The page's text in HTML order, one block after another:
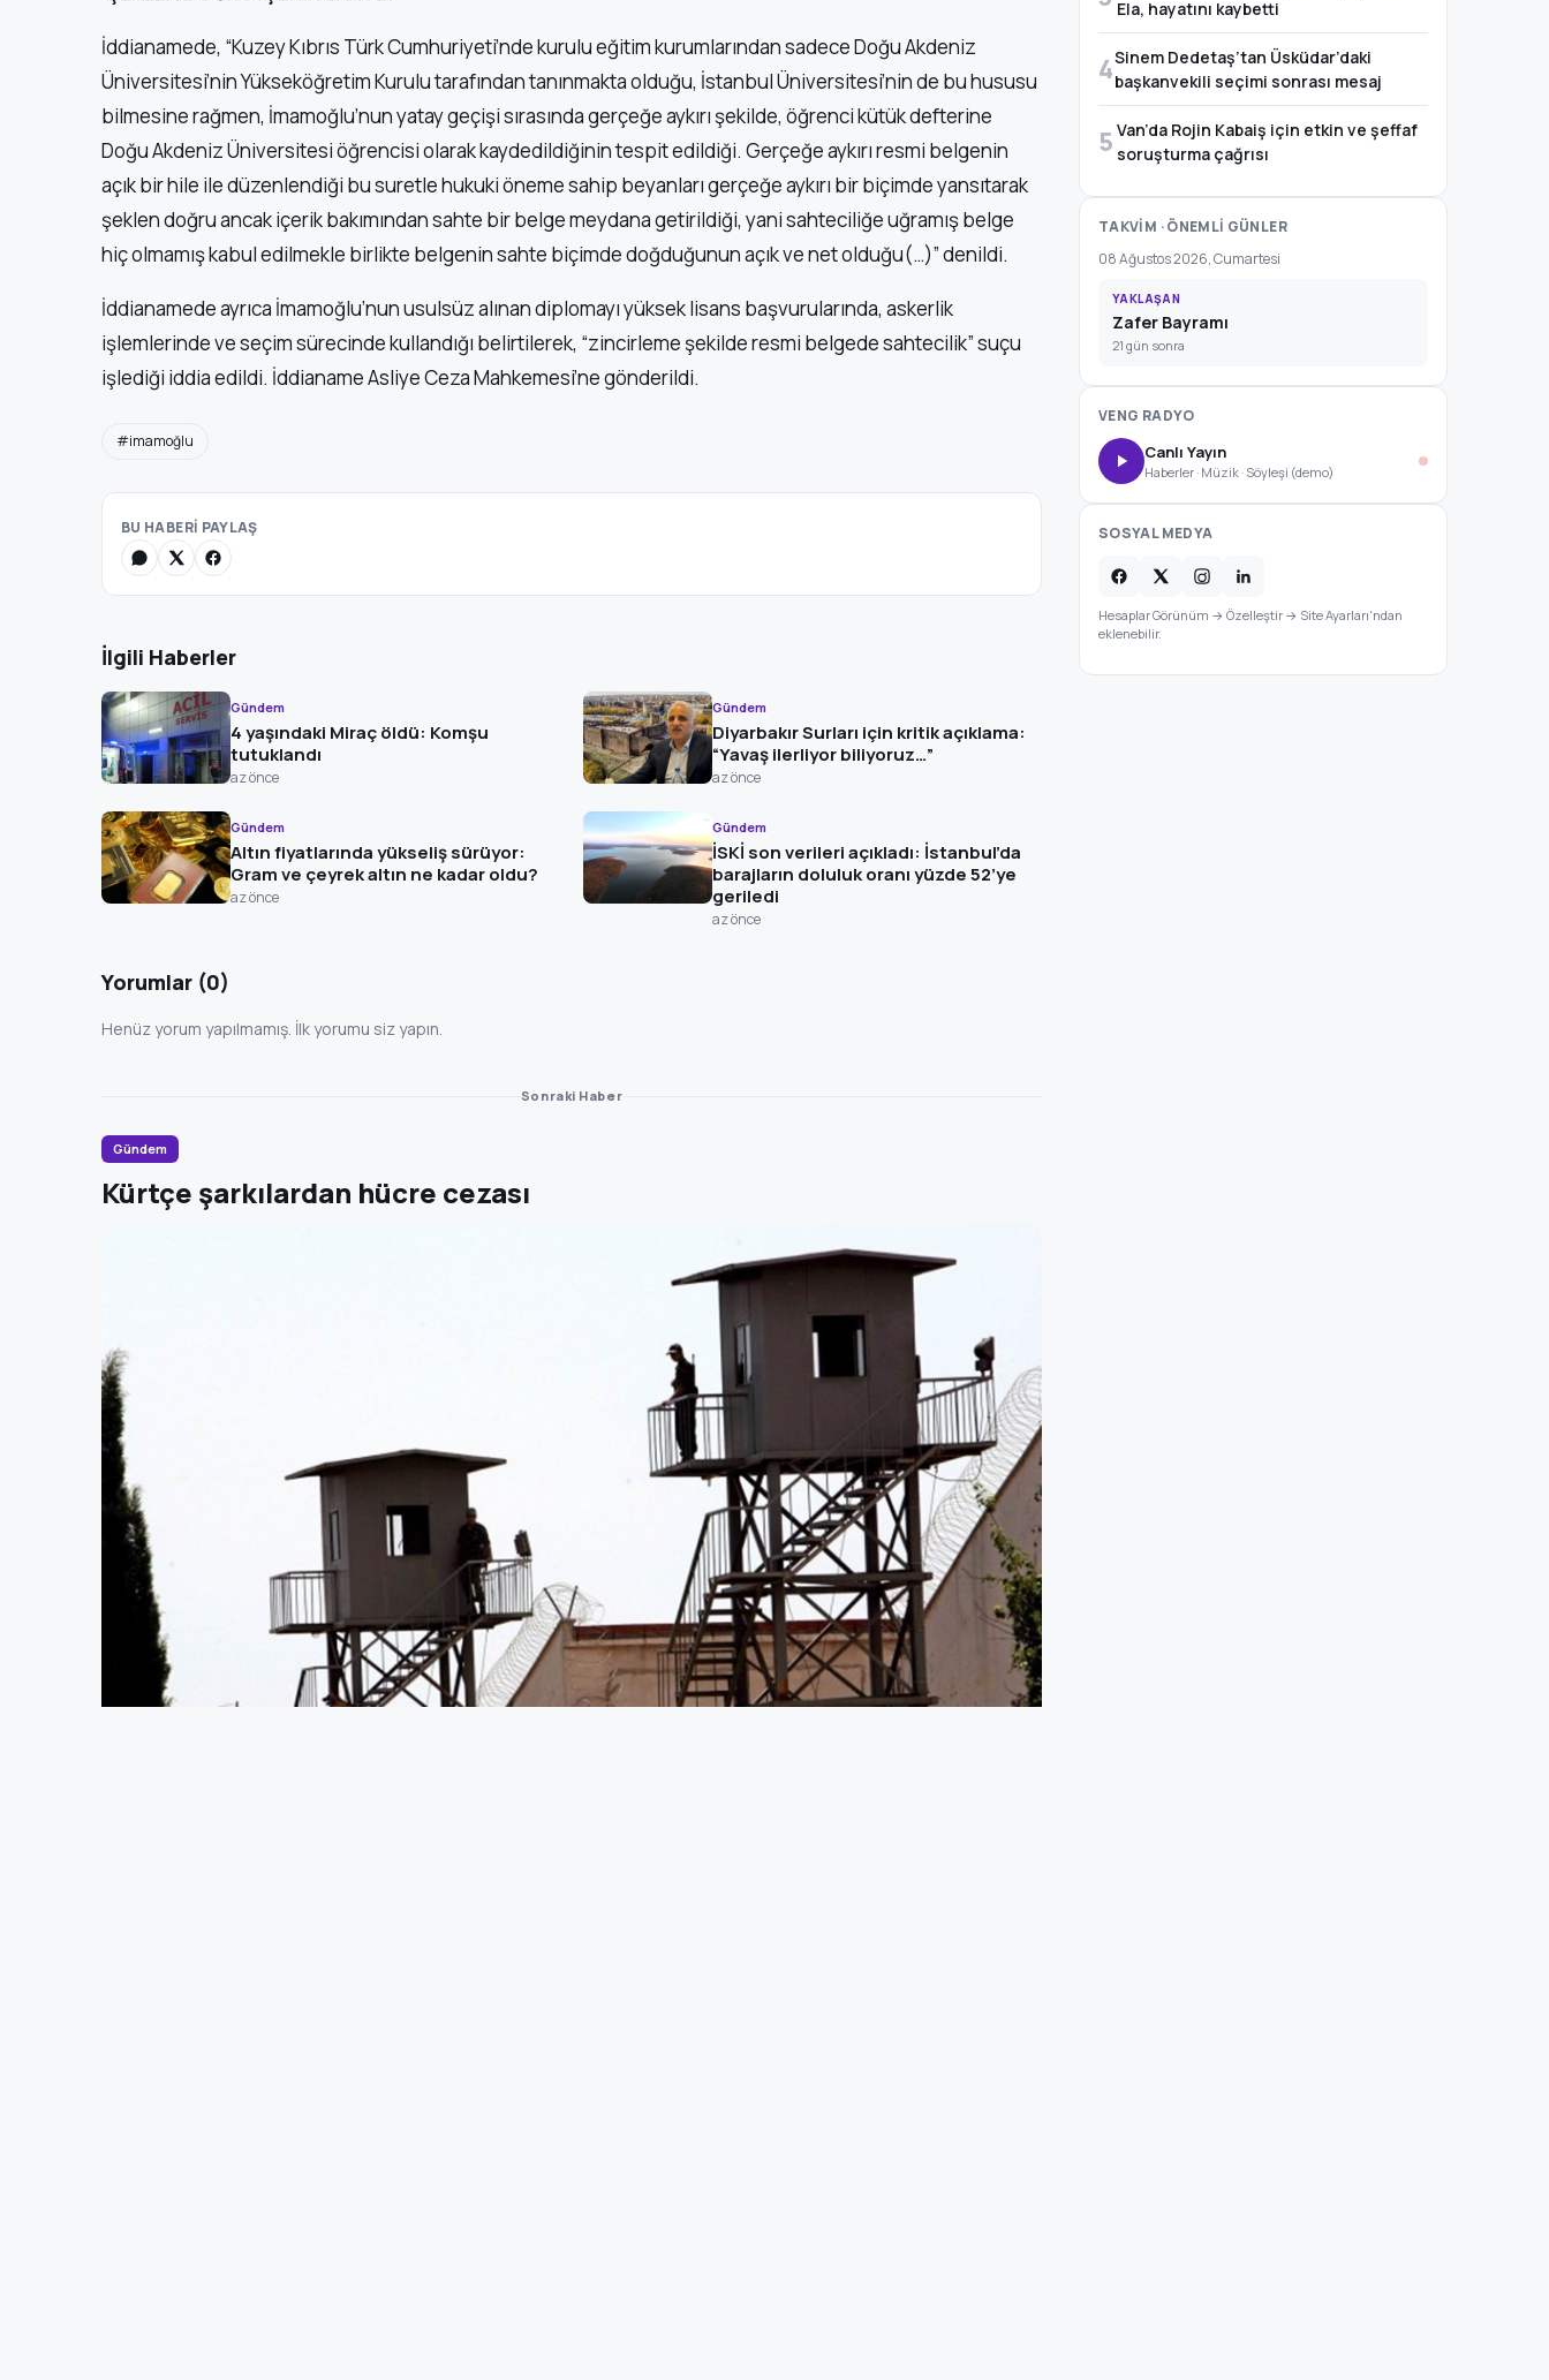
İddianamede, “Kuzey Kıbrıs Türk Cumhuriyeti’nde kurulu eğitim kurumlarından sadece Doğu Akdeniz
Üniversitesi’nin Yükseköğretim Kurulu tarafından tanınmakta olduğu, İstanbul Üniversitesi’nin de bu hususu
bilmesine rağmen, İmamoğlu’nun yatay geçişi sırasında gerçeğe aykırı şekilde, öğrenci kütük defterine
Doğu Akdeniz Üniversitesi öğrencisi olarak kaydedildiğinin tespit edildiği. Gerçeğe aykırı resmi belgenin
açık bir hile ile düzenlendiği bu suretle hukuki öneme sahip beyanları gerçeğe aykırı bir biçimde yansıtarak
şeklen doğru ancak içerik bakımından sahte bir belge meydana getirildiği, yani sahteciliğe uğramış belge
hiç olmamış kabul edilmekle birlikte belgenin sahte biçimde doğduğunun açık ve net olduğu(…)” denildi.
İddianamede ayrıca İmamoğlu’nun usulsüz alınan diplomayı yüksek lisans başvurularında, askerlik
işlemlerinde ve seçim sürecinde kullandığı belirtilerek, “zincirleme şekilde resmi belgede sahtecilik” suçu
işlediği iddia edildi. İddianame Asliye Ceza Mahkemesi’ne gönderildi.
#imamoğlu
BU HABERİ PAYLAŞ
İlgili Haberler
Gündem
4 yaşındaki Miraç öldü: Komşu
tutuklandı
az önce
Gündem
Diyarbakır Surları için kritik açıklama:
“Yavaş ilerliyor biliyoruz…”
az önce
Gündem
Altın fiyatlarında yükseliş sürüyor:
Gram ve çeyrek altın ne kadar oldu?
az önce
Gündem
İSKİ son verileri açıkladı: İstanbul’da
barajların doluluk oranı yüzde 52’ye
geriledi
az önce
Yorumlar (0)
Henüz yorum yapılmamış. İlk yorumu siz yapın.
Sonraki Haber
Gündem
Kürtçe şarkılardan hücre cezası
Ela, hayatını kaybetti
4Sinem Dedetaş’tan Üsküdar’daki
başkanvekili seçimi sonrası mesaj
5 Van’da Rojin Kabaiş için etkin ve şeffaf
soruşturma çağrısı
TAKVİM · ÖNEMLİ GÜNLER
08 Ağustos 2026, Cumartesi
YAKLAŞAN
Zafer Bayramı
21 gün sonra
VENG RADYO
Canlı Yayın
Haberler · Müzik · Söyleşi (demo)
SOSYAL MEDYA
Hesaplar Görünüm → Özelleştir → Site Ayarları'ndan
eklenebilir.